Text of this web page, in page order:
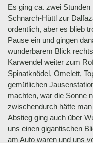
Es ging ca. zwei
Schnarch-Hüttl zur
ordentlich, aber es blieb
Pause ein und gingen
wunderbarem Blick
Karwendel weiter zum
Spinatknödel, Omelett,
gemütlichen
machten, war die Sonne
zwischendurch hätte
Abstieg ging auch über
uns einen gigantischen
am Auto waren und uns